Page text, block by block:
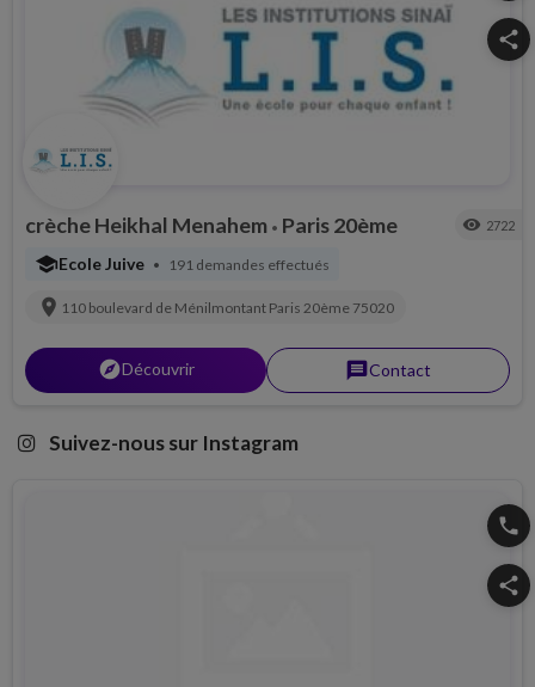
share
crèche Heikhal Menahem • Paris 20ème visibility 2722
schoolEcole Juive • 191 demandes effectués
location_on 110 boulevard de Ménilmontant Paris 20ème 75020
explorerDécouvrir messageContact
Suivez-nous sur Instagram
phone
share